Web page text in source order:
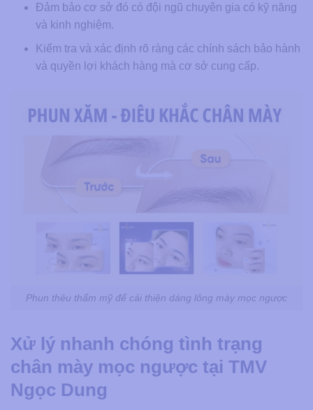
Đảm bảo cơ sở đó có đội ngũ chuyên gia có kỹ năng
và kinh nghiệm.
Kiểm tra và xác định rõ ràng các chính sách bảo hành
và quyền lợi khách hàng mà cơ sở cung cấp.
Phun thêu thẩm mỹ để cải thiện dáng lông mày mọc ngược
Xử lý nhanh chóng tình trạng
chân mày mọc ngược tại TMV
Ngọc Dung